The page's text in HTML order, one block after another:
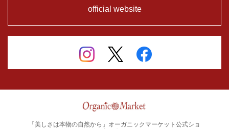
official website
「美しさは本物の自然から」オーガニックマーケット公式ショ